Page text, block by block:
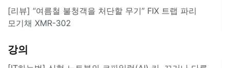
[리뷰] “여름철 불청객을 처단할 무기” FIX 트랩 파리
모기채 XMR-302
강의